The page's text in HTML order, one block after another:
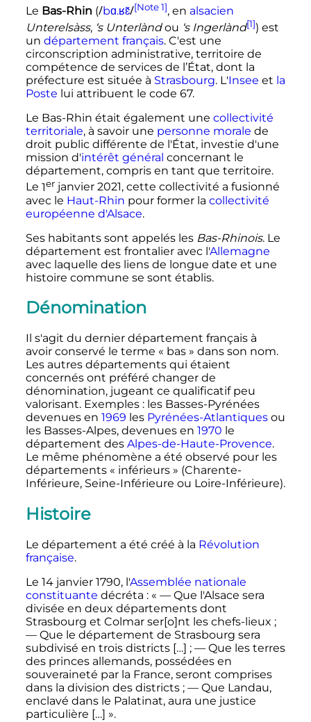
Le Bas-Rhin (/bɑ.ʁɛ̃/[Note 1], en alsacien
Unterelsàss, ‘s Unterlàndou ‘s Ingerlànd[1]) est
un département français. C'est une
circonscription administrative, territoire de
compétence de services de l’État, dont la
préfecture est située à Strasbourg. L'Insee et la
Poste lui attribuent le code 67.
Le Bas-Rhin était également une collectivité
territoriale, à savoir une personne morale de
droit public différente de l'État, investie d'une
mission d'intérêt général concernant le
département, compris en tant que territoire.
Le 1erjanvier 2021, cette collectivité a fusionné
avec le Haut-Rhin pour former la collectivité
européenne d'Alsace.
Ses habitants sont appelés les Bas-Rhinois. Le
département est frontalier avec l'Allemagne
avec laquelle des liens de longue date et une
histoire commune se sont établis.
Dénomination
Il s'agit du dernier département français à
avoir conservé le terme « bas » dans son nom.
Les autres départements qui étaient
concernés ont préféré changer de
dénomination, jugeant ce qualificatif peu
valorisant. Exemples : les Basses-Pyrénées
devenues en 1969 les Pyrénées-Atlantiquesou
les Basses-Alpes, devenues en 1970 le
département des Alpes-de-Haute-Provence.
Le même phénomène a été observé pour les
départements « inférieurs » (Charente-
Inférieure, Seine-Inférieure ou Loire-Inférieure).
Histoire
Le département a été créé à la Révolution
française.
Le 14 janvier 1790, l'Assemblée nationale
constituante décréta : « — Que l'Alsace sera
divisée en deux départements dont
Strasbourg et Colmar ser[o]nt les chefs-lieux ;
— Que le département de Strasbourg sera
subdivisé en trois districts […] ; — Que les terres
des princes allemands, possédées en
souveraineté par la France, seront comprises
dans la division des districts ; — Que Landau,
enclavé dans le Palatinat, aura une justice
particulière […] ».